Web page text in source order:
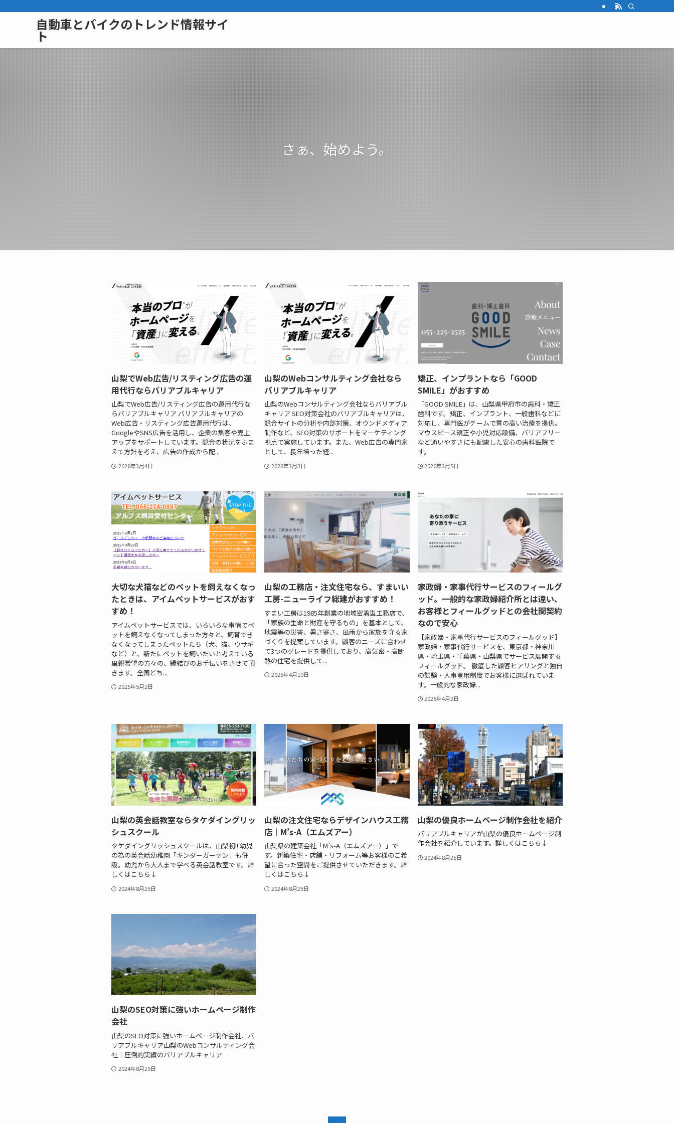
自動車とバイクのトレンド情報サイ
ト
さぁ、始めよう。
山梨でWeb広告/リスティング広告の運
用代行ならバリアブルキャリア
山梨でWeb広告/リスティング広告の運用代行な
らバリアブルキャリア バリアブルキャリアの
Web広告・リスティング広告運用代行は、
GoogleやSNS広告を活用し、企業の集客や売上
アップをサポートしています。競合の状況をふま
えて方針を考え、広告の作成から配...
2026年3月4日
山梨のWebコンサルティング会社なら
バリアブルキャリア
山梨のWebコンサルティング会社ならバリアブル
キャリア SEO対策会社のバリアブルキャリアは、
競合サイトの分析や内部対策、オウンドメディア
制作など、SEO対策のサポートをマーケティング
視点で実施しています。また、Web広告の専門家
として、長年培った経...
2026年3月3日
矯正、インプラントなら「GOOD
SMILE」がおすすめ
「GOOD SMILE」は、山梨県甲府市の歯科・矯正
歯科です。矯正、インプラント、一般歯科などに
対応し、専門医がチームで質の高い治療を提供。
マウスピース矯正や小児対応設備、バリアフリー
など通いやすさにも配慮した安心の歯科医院で
す。
2026年2月5日
大切な犬猫などのペットを飼えなくなっ
たときは、アイムペットサービスがおす
すめ！
アイムペットサービスでは、いろいろな事情でペ
ットを飼えなくなってしまった方々と、飼育でき
なくなってしまったペットたち（犬、猫、ウサギ
など）と、新たにペットを飼いたいと考えている
里親希望の方々の、縁結びのお手伝いをさせて頂
きます。全国どち...
2025年5月2日
山梨の工務店・注文住宅なら、すまいい
工房-ニューライフ総建がおすすめ！
すまい工房は1985年創業の地域密着型工務店で、
「家族の生命と財産を守るもの」を基本として、
地震等の災害、暑さ寒さ、風雨から家族を守る家
づくりを提案しています。顧客のニーズに合わせ
て3つのグレードを提供しており、高気密・高断
熱の住宅を提供して...
2025年4月10日
家政婦・家事代行サービスのフィールグ
ッド。一般的な家政婦紹介所とは違い、
お客様とフィールグッドとの会社間契約
なので安心
【家政婦・家事代行サービスのフィールグッド】
家政婦・家事代行サービスを、東京都・神奈川
県・埼玉県・千葉県・山梨県でサービス展開する
フィールグッド。 徹底した顧客ヒアリングと独自
の試験・人事登用制度でお客様に選ばれていま
す。一般的な家政婦...
2025年4月2日
山梨の英会話教室ならタケダイングリッ
シュスクール
タケダイングリッシュスクールは、山梨初!! 幼児
の為の英会話幼稚園「キンダーガーテン」も併
設。幼児から大人まで学べる英会話教室です。詳
しくはこちら↓
2024年8月25日
山梨の注文住宅ならデザインハウス工務
店｜M’s-A（エムズアー）
山梨県の建築会社「M’s-A（エムズアー）」で
す。新築住宅・店舗・リフォーム等お客様のご希
望に合った空間をご提供させていただきます。詳
しくはこちら↓
2024年8月25日
山梨の優良ホームページ制作会社を紹介
バリアブルキャリアが山梨の優良ホームページ制
作会社を紹介しています。詳しくはこちら↓
2024年8月25日
山梨のSEO対策に強いホームページ制作
会社
山梨のSEO対策に強いホームページ制作会社、バ
リアブルキャリア山梨のWebコンサルティング会
社｜圧倒的実績のバリアブルキャリア
2024年8月25日